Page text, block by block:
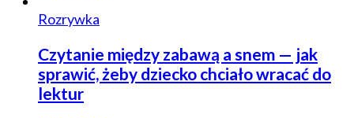
Rozrywka
Czytanie między zabawą a snem — jak
sprawić, żeby dziecko chciało wracać do
lektur